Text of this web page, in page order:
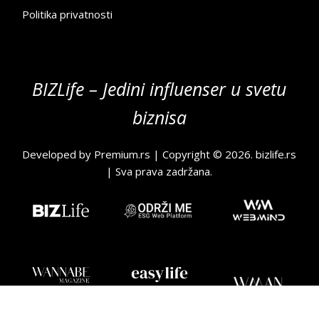
Politika privatnosti
BIZLife – Jedini influenser u svetu
biznisa
Developed by Premium.rs | Copyright © 2026.bizlife.rs
| Sva prava zadržana.